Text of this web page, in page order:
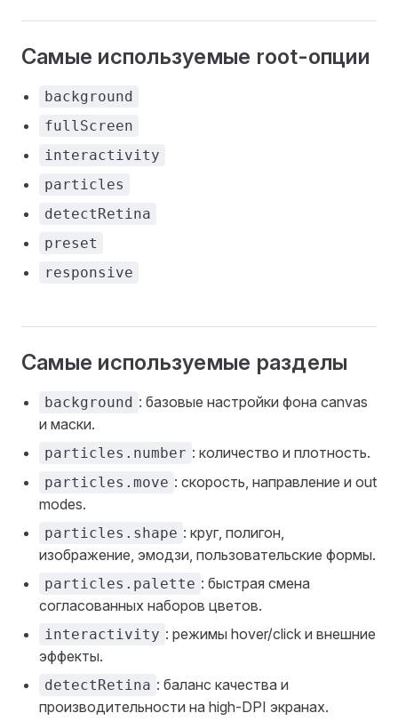
Самые используемые root-опции
background
fullScreen
interactivity
particles
detectRetina
preset
responsive
Самые используемые разделы
background : базовые настройки фона canvas
и маски.
particles.number : количество и плотность.
particles.move : скорость, направление и out
modes.
particles.shape : круг, полигон,
изображение, эмодзи, пользовательские формы.
particles.palette : быстрая смена
согласованных наборов цветов.
interactivity : режимы hover/click и внешние
эффекты.
detectRetina : баланс качества и
производительности на high-DPI экранах.